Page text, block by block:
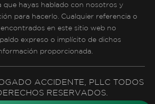
que hayas hablado con nosotros y
para hacerlo. Cualquier referencia o
en este sitio web no
expreso o implícito de dichos
proporcionada.
ACCIDENTE, PLLC TODOS
RESERVADOS.